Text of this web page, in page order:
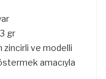
gr
zincirli ve modelli
amacıyla